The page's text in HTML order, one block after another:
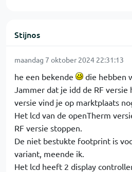
Stijnos
maandag 7 oktober 2024 22:31:13
he een bekende
die hebben
Jammer dat je idd de RF versie
versie vind je op marktplaats
Het lcd van de openTherm
RF versie stoppen.
De niet bestukte footprint is
variant, meende ik.
Het lcd heeft 2 display